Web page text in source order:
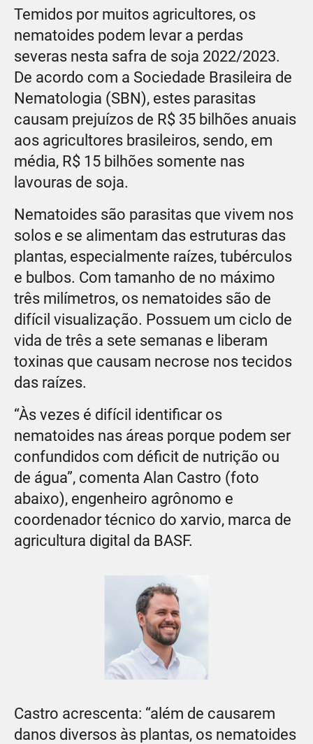
Temidos por muitos agricultores, os
nematoides podem levar a perdas
severas nesta safra de soja 2022/2023.
De acordo com a Sociedade Brasileira de
Nematologia (SBN), estes parasitas
causam prejuízos de R$ 35 bilhões anuais
aos agricultores brasileiros, sendo, em
média, R$ 15 bilhões somente nas
lavouras de soja.
Nematoides são parasitas que vivem nos
solos e se alimentam das estruturas das
plantas, especialmente raízes, tubérculos
e bulbos. Com tamanho de no máximo
três milímetros, os nematoides são de
difícil visualização. Possuem um ciclo de
vida de três a sete semanas e liberam
toxinas que causam necrose nos tecidos
das raízes.
“Às vezes é difícil identificar os
nematoides nas áreas porque podem ser
confundidos com déficit de nutrição ou
de água”, comenta Alan Castro (foto
abaixo), engenheiro agrônomo e
coordenador técnico do xarvio, marca de
agricultura digital da BASF.
Castro acrescenta: “além de causarem
danos diversos às plantas, os nematoides